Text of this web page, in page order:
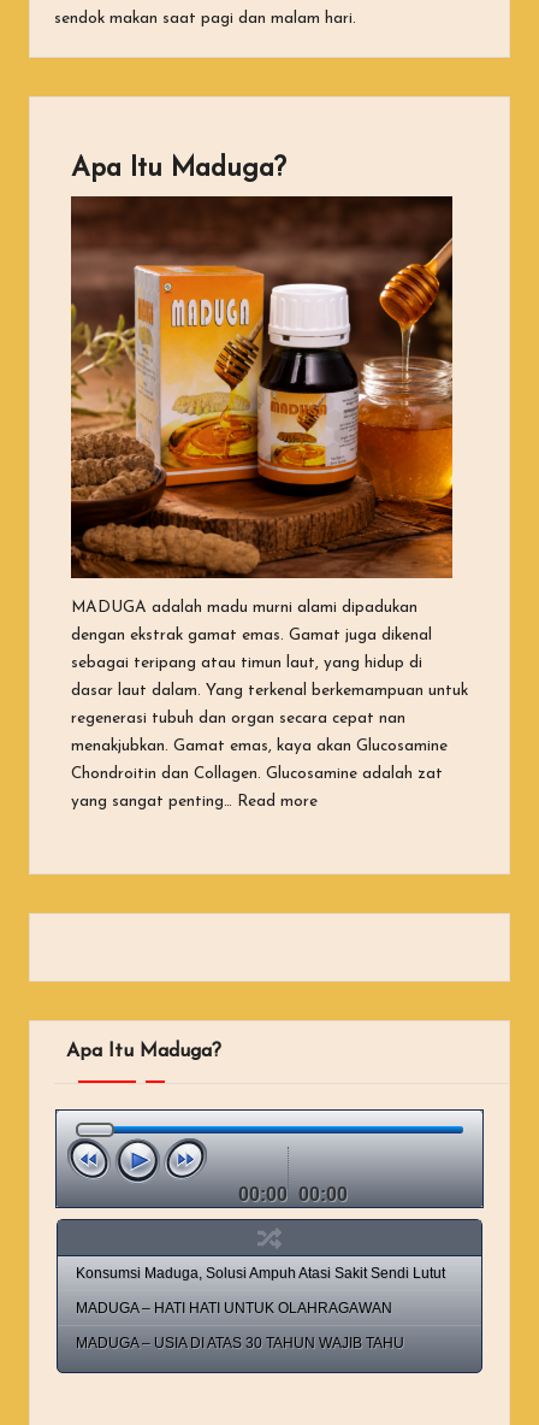
sendok makan saat pagi dan malam hari.
Apa Itu Maduga?
MADUGA adalah madu murni alami dipadukan
dengan ekstrak gamat emas. Gamat juga dikenal
sebagai teripang atau timun laut, yang hidup di
dasar laut dalam. Yang terkenal berkemampuan untuk
regenerasi tubuh dan organ secara cepat nan
menakjubkan. Gamat emas, kaya akan Glucosamine
Chondroitin dan Collagen. Glucosamine adalah zat
yang sangat penting…
Read more“Apa Itu Maduga?”
Apa Itu Maduga?
00:00 00:00
Konsumsi Maduga, Solusi Ampuh Atasi Sakit Sendi Lutut
MADUGA – HATI HATI UNTUK OLAHRAGAWAN
MADUGA – USIA DI ATAS 30 TAHUN WAJIB TAHU